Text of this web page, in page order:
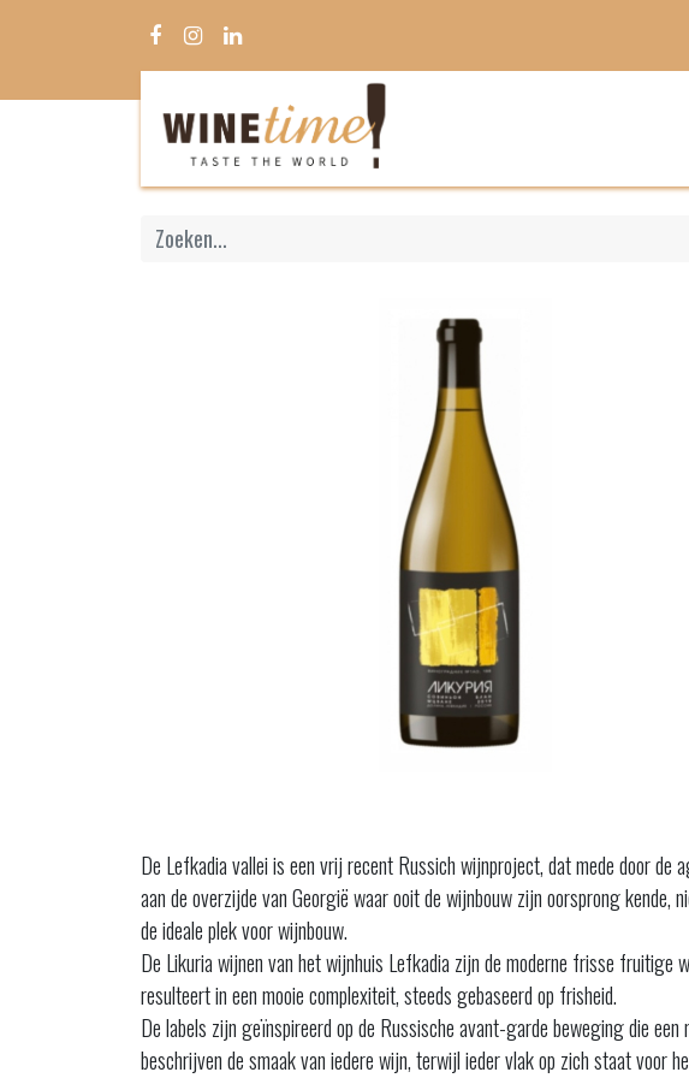
De Lefkadia vallei is een vrij recent Russich wijnproject, dat mede door de
aan de overzijde van Georgië waar ooit de wijnbouw zijn oorsprong
de ideale plek voor wijnbouw.
De Likuria wijnen van het wijnhuis Lefkadia zijn de moderne frisse fruitige
resulteert in een mooie complexiteit, steeds gebaseerd op frisheid.
De labels zijn geïnspireerd op de Russische avant-garde beweging die
beschrijven de smaak van iedere wijn, terwijl ieder vlak op zich staat voor